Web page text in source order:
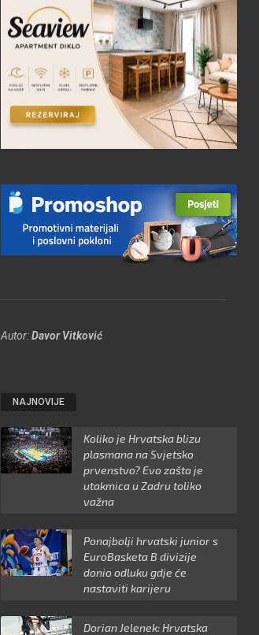
Autor:Davor Vitković
NAJNOVIJE
Koliko je Hrvatska blizu
plasmana na Svjetsko
prvenstvo? Evo zašto je
utakmica u Zadru toliko
važna
Ponajbolji hrvatski junior s
EuroBasketa B divizije
donio odluku gdje će
nastaviti karijeru
Dorian Jelenek: Hrvatska